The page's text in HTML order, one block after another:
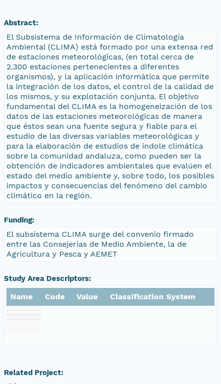
Abstract:
El Subsistema de Información de Climatología
Ambiental (CLIMA) está formado por una extensa red
de estaciones meteorológicas, (en total cerca de
2.300 estaciones pertenecientes a diferentes
organismos), y la aplicación informática que permite
la integración de los datos, el control de la calidad de
los mismos, y su explotación conjunta. El objetivo
fundamental del CLIMA es la homogeneización de los
datos de las estaciones meteorológicas de manera
que éstos sean una fuente segura y fiable para el
estudio de las diversas variables meteorológicas y
para la elaboración de estudios de índole climática
sobre la comunidad andaluza, como pueden ser la
obtención de indicadores ambientales que evalúen el
estado del medio ambiente y, sobre todo, los posibles
impactos y consecuencias del fenómeno del cambio
climático en la región.
Funding:
El subsistema CLIMA surge del convenio firmado
entre las Consejerías de Medio Ambiente, la de
Agricultura y Pesca y AEMET
Study Area Descriptors:
Name Code Value Classification System
Related Project: